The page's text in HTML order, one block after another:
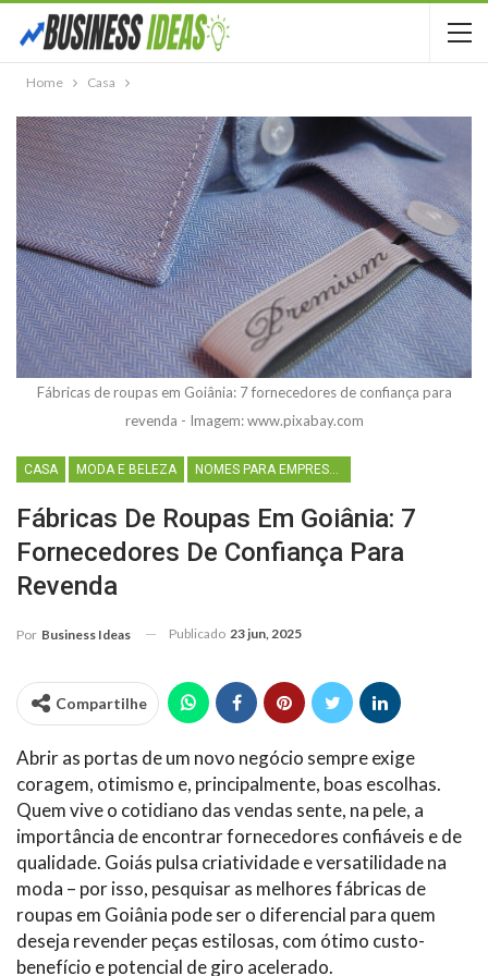
Home Casa
Fábricas de roupas em Goiânia: 7 fornecedores de confiança para
revenda - Imagem: www.pixabay.com
CASA MODA E BELEZA
Fábricas De Roupas Em Goiânia: 7
Fornecedores De Confiança Para
Revenda
Por Business Ideas Publicado 23 jun, 2025
Compartilhe
Abrir as portas de um novo negócio sempre exige
coragem, otimismo e, principalmente, boas escolhas.
Quem vive o cotidiano das vendas sente, na pele, a
importância de encontrar fornecedores confiáveis e de
qualidade. Goiás pulsa criatividade e versatilidade na
moda – por isso, pesquisar as melhores fábricas de
roupas em Goiânia pode ser o diferencial para quem
deseja revender peças estilosas, com ótimo custo-
benefício e potencial de giro acelerado.